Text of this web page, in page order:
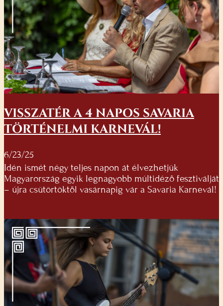
VISSZATÉR A 4 NAPOS SAVARIA
TÖRTÉNELMI KARNEVÁL!
6/23/25
Idén ismét négy teljes napon át élvezhetjük
Magyarország egyik legnagyobb múltidéző fesztiválját
– újra csütörtöktől vasárnapig vár a Savaria Karnevál!